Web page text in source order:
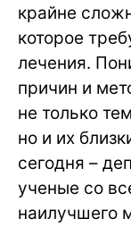
крайне
которое
лечения.
причин и
не только
но и их
сегодня –
ученые со
наилучшего